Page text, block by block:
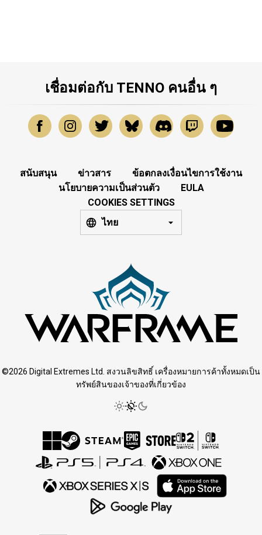
เชื่อมต่อกับ TENNO คนอื่น ๆ
สนับสนุน ข่าวสาร
ข้อตกลงเงื่อนไขการใช้งาน
นโยบายความเป็นส่วนตัว
EULA
COOKIES SETTINGS
ไทย
©2026 Digital Extremes Ltd. สงวนลิขสิทธิ์ เครื่องหมายการค้าทั้งหมดเป็น
ทรัพย์สินของเจ้าของที่เกี่ยวข้อง